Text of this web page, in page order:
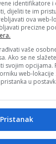
identifikatore
dijeliti te im
ova web-
precizne
vaše
Ako se ne
svojim opcijama.
web-lokacije
u
Pristanak